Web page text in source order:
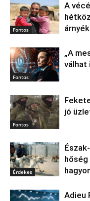
Fontos
A
Fontos
„A
válhat
Fontos
jó
Érdekes
hőség
Adieu